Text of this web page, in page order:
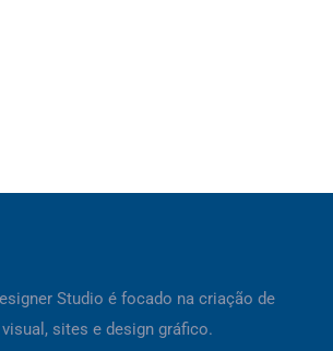
Studio é focado na criação de
sites e design gráfico.